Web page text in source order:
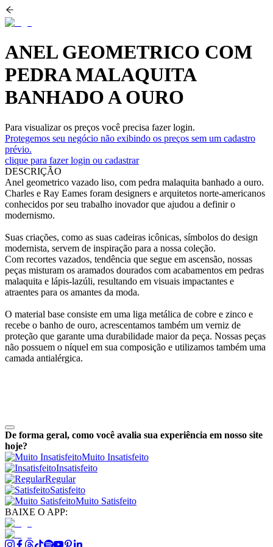
ANEL GEOMETRICO COM
PEDRA MALAQUITA
BANHADO A OURO
Para visualizar os preços você precisa fazer login.
Protegemos seu negócio não exibindo os preços sem um cadastro
prévio.
clique para fazer login ou cadastrar
DESCRIÇÃO
Anel geometrico vazado liso, com pedra malaquita banhado a ouro.
Charles e Ray Eames foram designers e arquitetos norte-americanos
conhecidos por seu trabalho inovador que ajudou a definir o
modernismo.
Suas criações, como as suas cadeiras icônicas, símbolos do design
modernista, servem de inspiração para a nossa coleção.
Com recortes vazados, tendência que segue em ascensão, nossas
peças misturam os aramados dourados com acabamentos em pedras
malaquita e lápis-lazúli, resultando em visuais impactantes e
atraentes para os amantes da moda.
O material base consiste em uma liga metálica de cobre e zinco e
recebe o banho de ouro, acrescentamos também um verniz de
proteção que garante uma durabilidade maior da peça. Nossas peças
não possuem o níquel em sua composição e utilizamos também uma
camada antialérgica.
De forma geral, como você avalia sua experiência em nosso site
hoje?
Muito Insatisfeito
Insatisfeito
Regular
Satisfeito
Muito Satisfeito
BAIXE O APP: